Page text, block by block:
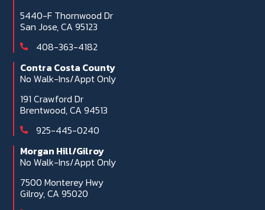
5440-F Thornwood Dr
San Jose, CA 95123
408-363-4182
Contra Costa County
No Walk-Ins/Appt Only
191 Crawford Dr
Brentwood, CA 94513
925-445-0240
Morgan Hill/Gilroy
No Walk-Ins/Appt Only
7500 Monterey Hwy
Gilroy, CA 95020